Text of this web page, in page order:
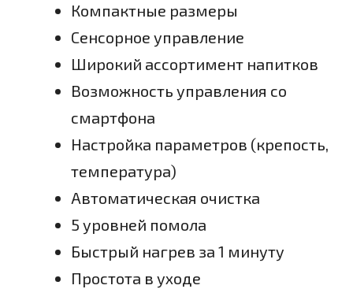
Компактные размеры
Сенсорное управление
Широкий ассортимент напитков
Возможность управления со
смартфона
Настройка параметров (крепость,
температура)
Автоматическая очистка
5 уровней помола
Быстрый нагрев за 1 минуту
Простота в уходе